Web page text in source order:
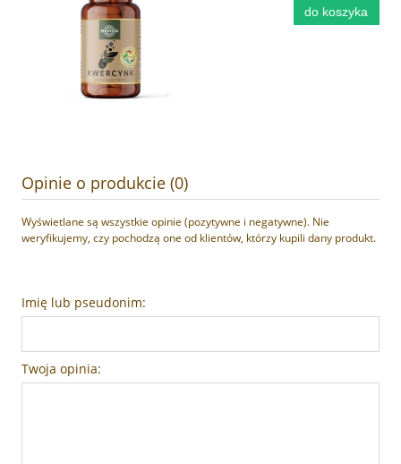
do koszyka
Opinie o produkcie (0)
Wyświetlane są wszystkie opinie (pozytywne i negatywne). Nie
weryfikujemy, czy pochodzą one od klientów, którzy kupili dany produkt.
Imię lub pseudonim:
Twoja opinia: